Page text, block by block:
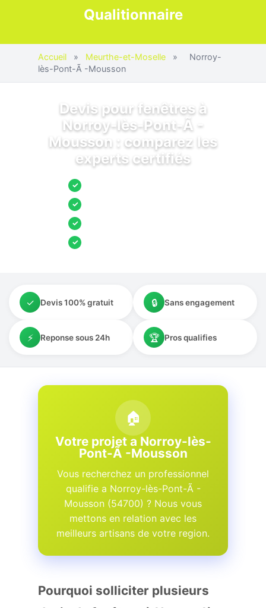
Qualitionnaire
Accueil » Meurthe-et-Moselle »
Norroy-
lès-Pont-Ã -Mousson
Devis pour fenêtres à
Norroy-lès-Pont-Ã -
Mousson : comparez les
experts certifiés
✓
✓
✓
✓
✓ Devis 100% gratuit 🔒 Sans engagement
⚡ Reponse sous 24h 🏆 Pros qualifies
🏠
Votre projet a Norroy-lès-
Pont-Ã -Mousson
Vous recherchez un professionnel
qualifie a Norroy-lès-Pont-Ã -
Mousson (54700) ? Nous vous
mettons en relation avec les
meilleurs artisans de votre region.
Pourquoi solliciter plusieurs